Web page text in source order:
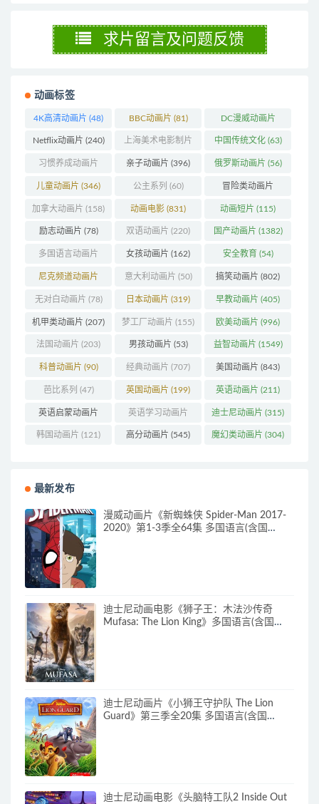
求片留言及问题反馈
动画标签
4K高清动画片 (48) BBC动画片 (81) DC漫威动画片
(103)
Netflix动画片 (240) 上海美术电影制片
厂(126)
中国传统文化(63)
习惯养成动画片
(74)
亲子动画片 (396) 俄罗斯动画片 (56)
儿童动画片 (346) 公主系列 (60) 冒险类动画片
(1270)
加拿大动画片 (158) 动画电影 (831) 动画短片 (115)
励志动画片 (78) 双语动画片 (220) 国产动画片 (1382)
多国语言动画片
(179)
女孩动画片 (162) 安全教育 (54)
尼克频道动画片
(83)
意大利动画片 (50) 搞笑动画片 (802)
无对白动画片 (78) 日本动画片 (319) 早教动画片 (405)
机甲类动画片 (207) 梦工厂动画片 (155) 欧美动画片 (996)
法国动画片 (203) 男孩动画片 (53) 益智动画片 (1549)
科普动画片 (90) 经典动画片 (707) 美国动画片 (843)
芭比系列 (47) 英国动画片 (199) 英语动画片 (211)
英语启蒙动画片
(160)
英语学习动画片
(85)
迪士尼动画片 (315)
韩国动画片 (121) 高分动画片 (545) 魔幻类动画片 (304)
最新发布
漫威动画片《新蜘蛛侠 Spider-Man 2017-
2020》第1-3季全64集 多国语言(含国
迪士尼动画电影《狮子王：木法沙传奇
Mufasa: The Lion King》多国语言(含国
迪士尼动画片《小狮王守护队 The Lion
Guard》第三季全20集 多国语言(含国
迪士尼动画电影《头脑特工队2 Inside Out